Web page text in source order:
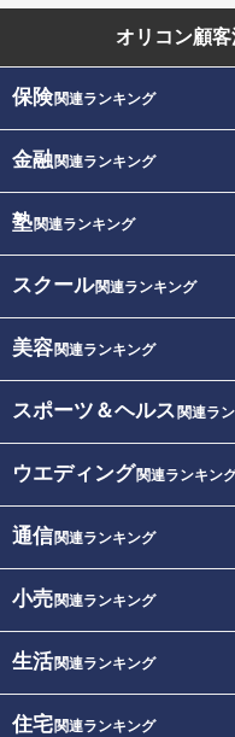
オリコン顧
保険関連ランキング
金融関連ランキング
塾関連ランキング
スクール関連ランキング
美容関連ランキング
スポーツ＆ヘルス 関連ラ
ウエディング関連ランキン
通信関連ランキング
小売関連ランキング
生活関連ランキング
住宅関連ランキング